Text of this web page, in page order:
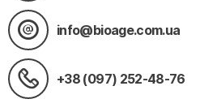
info@bioage.com.ua
+38 (097) 252-48-76